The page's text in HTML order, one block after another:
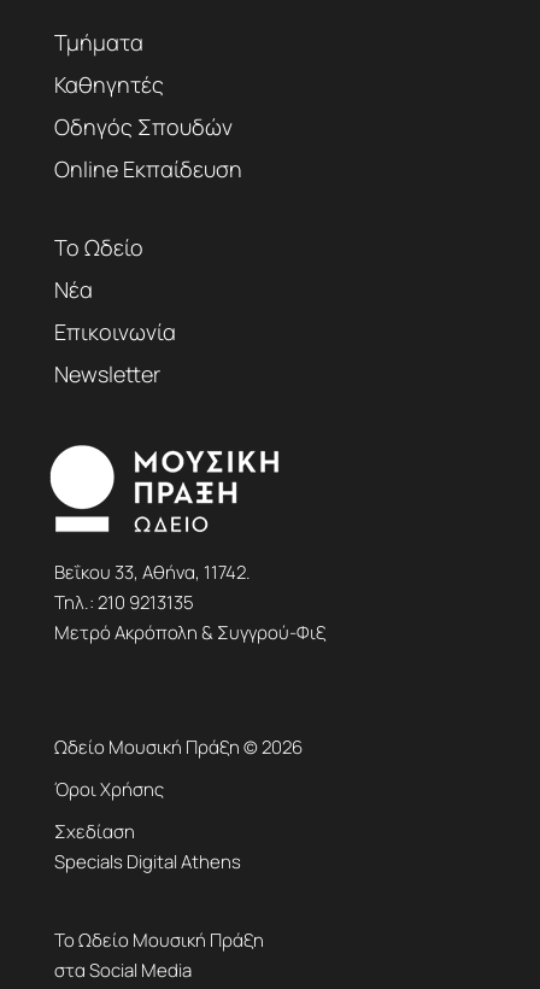
Τμήματα
Καθηγητές
Οδηγός Σπουδών
Online Εκπαίδευση
Το Ωδείο
Νέα
Επικοινωνία
Newsletter
Βεΐκου 33, Αθήνα, 11742.
Τηλ.:210 9213135
Μετρό Ακρόπολη & Συγγρού-Φιξ
Ωδείο Μουσική Πράξη © 2026
Όροι Χρήσης
Σχεδίαση
Specials Digital Athens
Το Ωδείο Μουσική Πράξη
στα Social Media